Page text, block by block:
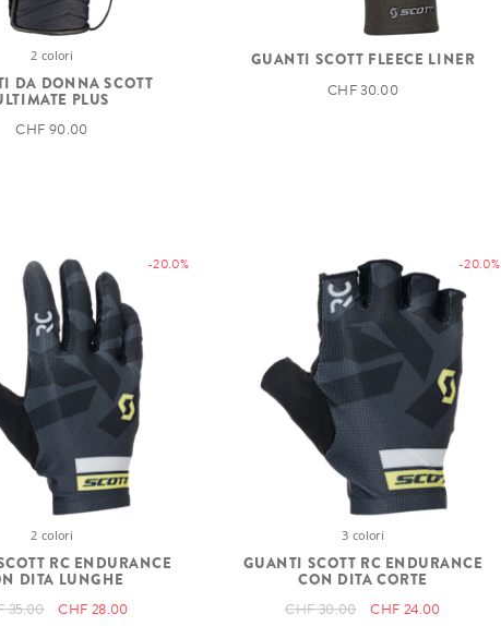
2 colori
DA DONNA SCOTT
PLUS
CHF 90.00
GUANTI SCOTT FLEECE LINER
CHF 30.00
-20.0%
2 colori
RC ENDURANCE
DITA LUNGHE
35.00 CHF 28.00
-20.0%
3 colori
GUANTI SCOTT RC ENDURANCE
CON DITA CORTE
CHF 30.00 CHF 24.00